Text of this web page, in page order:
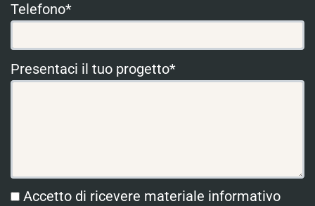
Telefono*
Presentaci il tuo progetto*
Accetto di ricevere materiale informativo